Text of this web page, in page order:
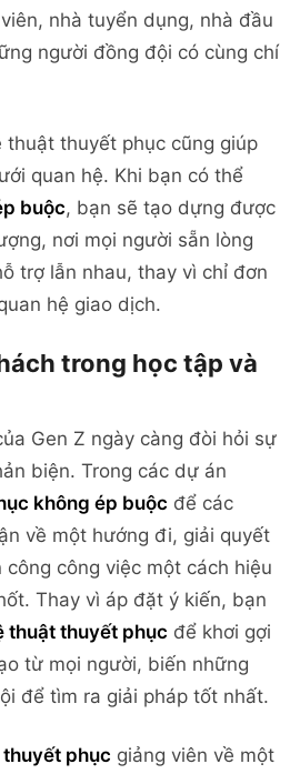
nhà tuyển dụng, nhà đầu
người đồng đội có cùng chí
thuật thuyết phục cũng giúp
quan hệ. Khi bạn có thể
buộc, bạn sẽ tạo dựng được
nơi mọi người sẵn lòng
trợ lẫn nhau, thay vì chỉ đơn
hệ giao dịch.
trong học tập và
Gen Z ngày càng đòi hỏi sự
biện. Trong các dự án
không ép buộc để các
về một hướng đi, giải quyết
công việc một cách hiệu
Thay vì áp đặt ý kiến, bạn
thuật thuyết phục để khơi gợi
từ mọi người, biến những
để tìm ra giải pháp tốt nhất.
thuyết phục giảng viên về một